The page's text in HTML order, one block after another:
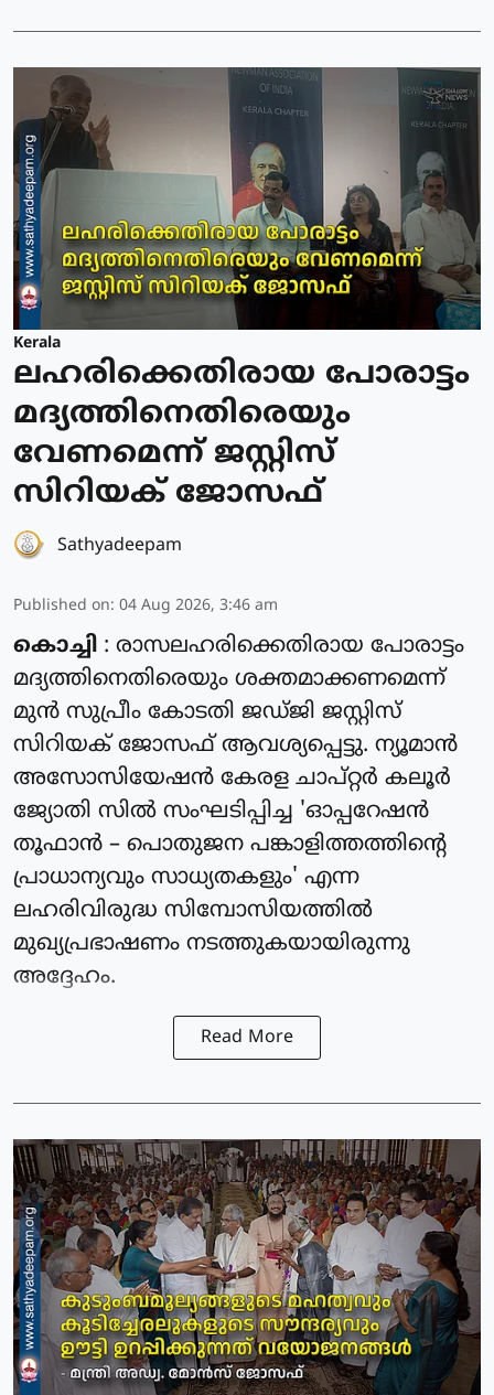
Kerala
ലഹരിക്കെതിരായ പോരാട്ടം
മദ്യത്തിനെതിരെയും
വേണമെന്ന് ജസ്റ്റിസ്
സിറിയക് ജോസഫ്
Sathyadeepam
Published on: 04 Aug 2026, 3:46 am
കൊച്ചി : രാസലഹരിക്കെതിരായ പോരാട്ടം
മദ്യത്തിനെതിരെയും ശക്തമാക്കണമെന്ന്
മുൻ സുപ്രീം കോടതി ജഡ്ജി ജസ്റ്റിസ്
സിറിയക് ജോസഫ് ആവശ്യപ്പെട്ടു. ന്യൂമാൻ
അസോസിയേഷൻ കേരള ചാപ്റ്റർ കലൂർ
ജ്യോതി സിൽ സംഘടിപ്പിച്ച 'ഓപ്പറേഷൻ
തൂഫാൻ – പൊതുജന പങ്കാളിത്തത്തിന്റെ
പ്രാധാന്യവും സാധ്യതകളും' എന്ന
ലഹരിവിരുദ്ധ സിമ്പോസിയത്തിൽ
മുഖ്യപ്രഭാഷണം നടത്തുകയായിരുന്നു
അദ്ദേഹം.
Read More